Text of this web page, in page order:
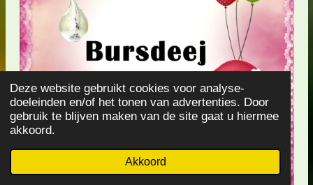
Deze website gebruikt cookies voor analyse-
doeleinden en/of het tonen van advertenties. Door
gebruik te blijven maken van de site gaat u hiermee
akkoord.
Akkoord